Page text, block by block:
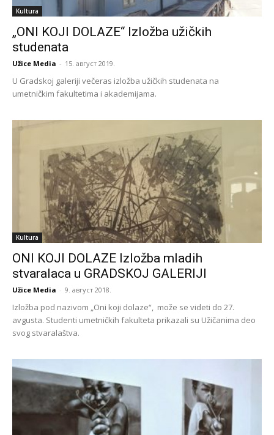
Kultura
„ONI KOJI DOLAZE“ Izložba užičkih
studenata
Užice Media - 15. август 2019.
U Gradskoj galeriji večeras izložba užičkih studenata na
umetničkim fakultetima i akademijama.
Kultura
ONI KOJI DOLAZE Izložba mladih
stvaralaca u GRADSKOJ GALERIJI
Užice Media - 9. август 2018.
Izložba pod nazivom „Oni koji dolaze“, može se videti do 27.
avgusta. Studenti umetničkih fakulteta prikazali su Užičanima deo
svog stvaralaštva.